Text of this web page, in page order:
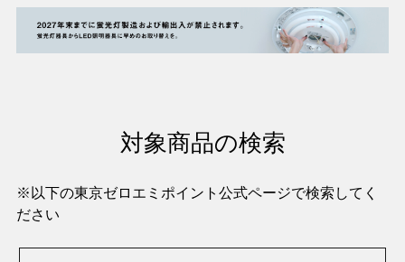
対象商品の検索
※以下の東京ゼロエミポイント公式ページで検索してく
ださい